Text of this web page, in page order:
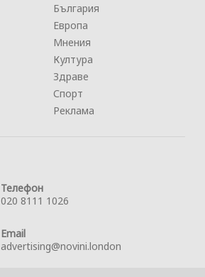
България
Европа
Мнения
Култура
Здраве
Спорт
Реклама
Телефон
020 8111 1026
Email
advertising@novini.london